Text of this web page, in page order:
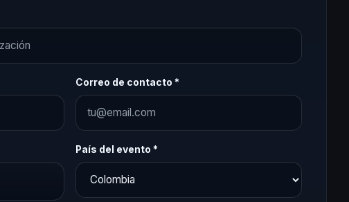
Correo de contacto *
País del evento *